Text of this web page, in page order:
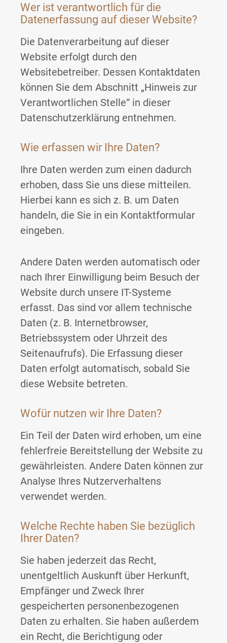
Wer ist verantwortlich für die
Datenerfassung auf dieser Website?
Die Datenverarbeitung auf dieser
Website erfolgt durch den
Websitebetreiber. Dessen Kontaktdaten
können Sie dem Abschnitt „Hinweis zur
Verantwortlichen Stelle“ in dieser
Datenschutzerklärung entnehmen.
Wie erfassen wir Ihre Daten?
Ihre Daten werden zum einen dadurch
erhoben, dass Sie uns diese mitteilen.
Hierbei kann es sich z. B. um Daten
handeln, die Sie in ein Kontaktformular
eingeben.
Andere Daten werden automatisch oder
nach Ihrer Einwilligung beim Besuch der
Website durch unsere IT-Systeme
erfasst. Das sind vor allem technische
Daten (z. B. Internetbrowser,
Betriebssystem oder Uhrzeit des
Seitenaufrufs). Die Erfassung dieser
Daten erfolgt automatisch, sobald Sie
diese Website betreten.
Wofür nutzen wir Ihre Daten?
Ein Teil der Daten wird erhoben, um eine
fehlerfreie Bereitstellung der Website zu
gewährleisten. Andere Daten können zur
Analyse Ihres Nutzerverhaltens
verwendet werden.
Welche Rechte haben Sie bezüglich
Ihrer Daten?
Sie haben jederzeit das Recht,
unentgeltlich Auskunft über Herkunft,
Empfänger und Zweck Ihrer
gespeicherten personenbezogenen
Daten zu erhalten. Sie haben außerdem
ein Recht, die Berichtigung oder